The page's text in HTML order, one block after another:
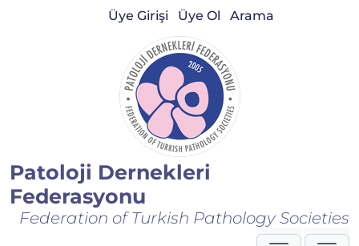
Patoloji Dernekleri
Federasyonu
Federation of Turkish Pathology Societies
Üye Girişi Üye Ol Arama